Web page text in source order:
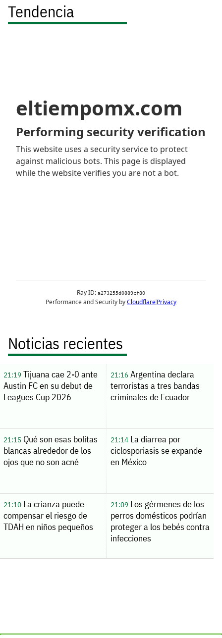
Tendencia
Noticias recientes
21:19Tijuana cae 2-0 ante
Austin FC en su debut de
Leagues Cup 2026
21:16Argentina declara
terroristas a tres bandas
criminales de Ecuador
21:15Qué son esas bolitas
blancas alrededor de los
ojos que no son acné
21:14La diarrea por
ciclosporiasis se expande
en México
21:10La crianza puede
compensar el riesgo de
TDAH en niños pequeños
21:09Los gérmenes de los
perros domésticos podrían
proteger a los bebés contra
infecciones